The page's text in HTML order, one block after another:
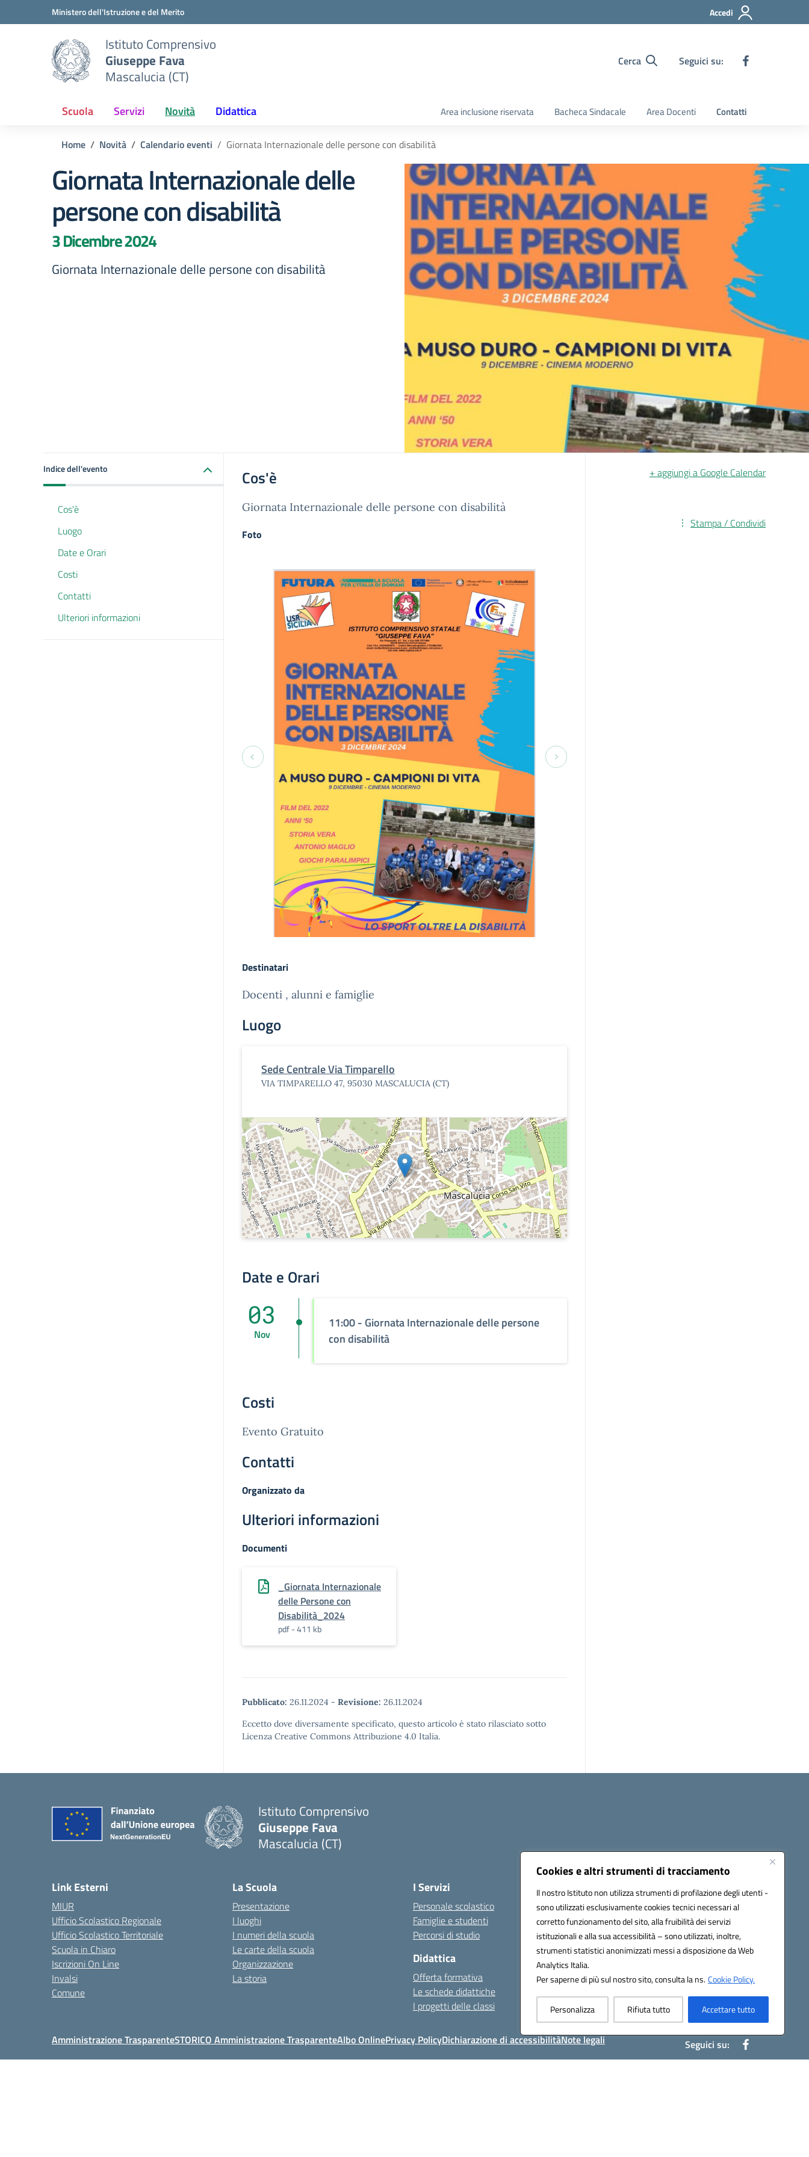
Cookies e altri strumenti di tracciamento
Il nostro Istituto non utilizza strumenti di profilazione degli utenti -
sono utilizzati esclusivamente cookies tecnici necessari al
corretto funzionamento del sito, alla fruibilità dei servizi
istituzionali e alla sua accessibilità – sono utilizzati, inoltre,
strumenti statistici anonimizzati messi a disposizione da Web
Analytics Italia.
Per saperne di più sul nostro sito, consulta la ns.Cookie Policy.
Personalizza Rifiuta tutto Accettare tutto
Vai ai contenuti
Vai al menu di navigazioneMinistero dell'Istruzione e del Merito Accedi
Istituto Comprensivo
Giuseppe Fava
Mascalucia (CT)
Cerca Seguici su:
Scuola Servizi Novità Didattica Area inclusione riservata Bacheca Sindacale Area Docenti Contatti
Home Novità Calendario eventi Giornata Internazionale delle persone con disabilità
Giornata Internazionale delle
persone con disabilità
3 Dicembre 2024
Giornata Internazionale delle persone con disabilità
Indice dell'evento
Cos'è
Luogo
Date e Orari
Costi
Contatti
Ulteriori informazioni
Cos'è
Giornata Internazionale delle persone con disabilità
Foto
Destinatari
Docenti , alunni e famiglie
Luogo
Sede Centrale Via Timparello
VIA TIMPARELLO 47, 95030 MASCALUCIA (CT)
Date e Orari
03
Nov
11:00- Giornata Internazionale delle persone
con disabilità
Costi
Evento Gratuito
Contatti
Organizzato da
Ulteriori informazioni
Documenti
_Giornata Internazionale
delle Persone con
Disabilità_2024
pdf - 411 kb
Pubblicato: 26.11.2024 - Revisione: 26.11.2024
Eccetto dove diversamente specificato, questo articolo è stato rilasciato sotto
Licenza Creative Commons Attribuzione 4.0 Italia.
+ aggiungi a Google Calendar
Stampa / Condividi
Istituto Comprensivo
Giuseppe Fava
Mascalucia (CT)
Link Esterni
MIUR
Ufficio Scolastico Regionale
Ufficio Scolastico Territoriale
Scuola in Chiaro
Iscrizioni On Line
Invalsi
Comune
La Scuola
Presentazione
I luoghi
I numeri della scuola
Le carte della scuola
Organizzazione
La storia
I Servizi
Personale scolastico
Famiglie e studenti
Percorsi di studio
Didattica
Offerta formativa
Le schede didattiche
I progetti delle classi
Novità
Le notizie
Le circolari
Calendario eventi
Area inclusione riservata
Bacheca Sindacale
Area Docenti
Contatti
Amministrazione TrasparenteSTORICO Amministrazione TrasparenteAlbo OnlinePrivacy PolicyDichiarazione di accessibilitàNote legali Seguici su: